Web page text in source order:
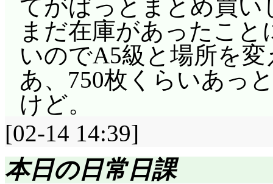
てがばっとまとめ買い
まだ在庫があったこと
いのでA5級と場所を
あ、750枚くらいあっ
けど。
[02-14 14:39]
本日の日常日課